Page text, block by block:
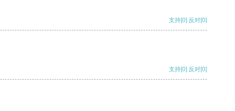
支持[0] 反对[0]
支持[0] 反对[0]